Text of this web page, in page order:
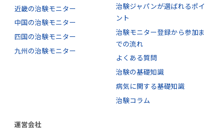
近畿の治験モニター
中国の治験モニター
四国の治験モニター
九州の治験モニター
治験ジャパンが選ばれるポイ
ント
治験モニター登録から参加ま
での流れ
よくある質問
治験の基礎知識
病気に関する基礎知識
治験コラム
運営会社